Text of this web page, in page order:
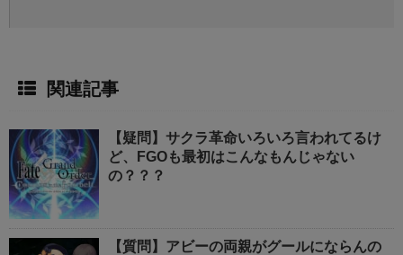
関連記事
【疑問】サクラ革命いろいろ言われてるけ
ど、FGOも最初はこんなもんじゃない
の？？？
【質問】アビーの両親がグールにならんの